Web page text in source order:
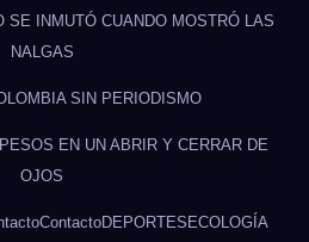
SE INMUTÓ CUANDO MOSTRÓ LAS
NALGAS
SIN PERIODISMO
EN UN ABRIR Y CERRAR DE
OJOS
ContactoDEPORTESECOLOGÍA